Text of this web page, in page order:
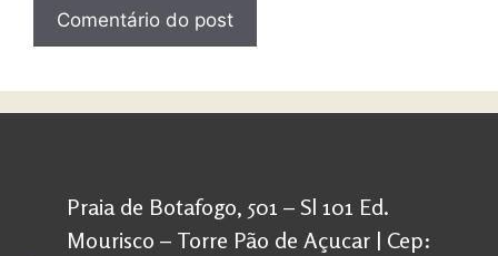
Praia de Botafogo, 501 – Sl 101 Ed.
Mourisco – Torre Pão de Açucar | Cep: